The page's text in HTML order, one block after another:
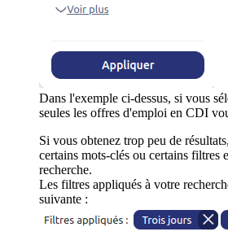
Dans l'exemple ci-dessus, si vous
seules les offres d'emploi en CDI
Si vous obtenez trop peu de
certains mots-clés ou certains filtres
recherche.
Les filtres appliqués à votre
suivante :